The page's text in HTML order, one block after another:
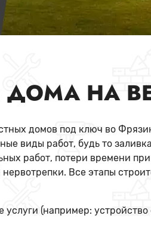
ДОМА НА
домов под ключ во
виды работ, будь то
работ, потери времени
Все этапы
(например: